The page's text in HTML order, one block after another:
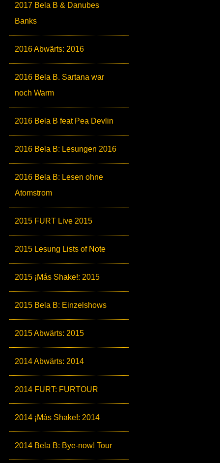
2017 Bela B & Danubes
Banks
2016 Abwärts: 2016
2016 Bela B. Sartana war
noch Warm
2016 Bela B feat Pea Devlin
2016 Bela B: Lesungen 2016
2016 Bela B: Lesen ohne
Atomstrom
2015 FURT Live 2015
2015 Lesung Lists of Note
2015 ¡Más Shake!: 2015
2015 Bela B: Einzelshows
2015 Abwärts: 2015
2014 Abwärts: 2014
2014 FURT: FURTOUR
2014 ¡Más Shake!: 2014
2014 Bela B: Bye-now! Tour